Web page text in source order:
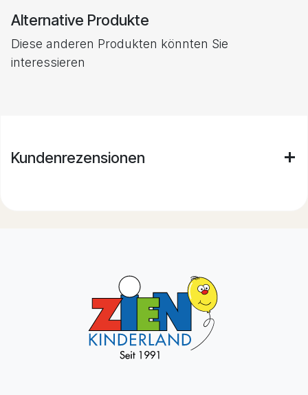
Alternative Produkte
Diese anderen Produkten könnten Sie
interessieren
Kundenrezensionen